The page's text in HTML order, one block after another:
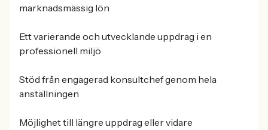
marknadsmässig lön
Ett varierande och utvecklande uppdrag i en
professionell miljö
Stöd från engagerad konsultchef genom hela
anställningen
Möjlighet till längre uppdrag eller vidare